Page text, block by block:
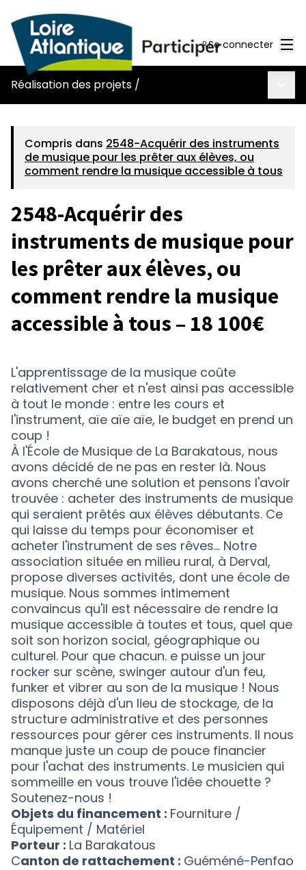
Se connecter
Réalisation des projets /
Compris dans 2548-Acquérir des instruments
de musique pour les prêter aux élèves, ou
comment rendre la musique accessible à tous
2548-Acquérir des
instruments de musique pour
les prêter aux élèves, ou
comment rendre la musique
accessible à tous – 18 100€
L'apprentissage de la musique coûte
relativement cher et n'est ainsi pas accessible
à tout le monde : entre les cours et
l'instrument, aïe aïe aïe, le budget en prend un
coup !
À l'École de Musique de La Barakatous, nous
avons décidé de ne pas en rester là. Nous
avons cherché une solution et pensons l'avoir
trouvée : acheter des instruments de musique
qui seraient prêtés aux élèves débutants. Ce
qui laisse du temps pour économiser et
acheter l'instrument de ses rêves… Notre
association située en milieu rural, à Derval,
propose diverses activités, dont une école de
musique. Nous sommes intimement
convaincus qu'il est nécessaire de rendre la
musique accessible à toutes et tous, quel que
soit son horizon social, géographique ou
culturel. Pour que chacun. e puisse un jour
rocker sur scène, swinger autour d'un feu,
funker et vibrer au son de la musique ! Nous
disposons déjà d'un lieu de stockage, de la
structure administrative et des personnes
ressources pour gérer ces instruments. Il nous
manque juste un coup de pouce financier
pour l'achat des instruments. Le musicien qui
sommeille en vous trouve l'idée chouette ?
Soutenez-nous !
Objets du financement : Fourniture /
Équipement / Matériel
Porteur : La Barakatous
Canton de rattachement : Guéméné-Penfao